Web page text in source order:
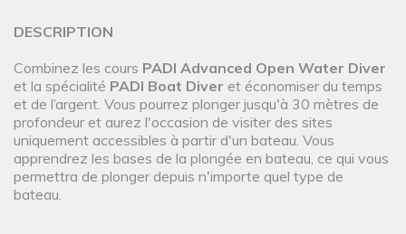
DESCRIPTION
Combinez les cours PADI Advanced Open Water Diver
et la spécialité PADI Boat Diver et économiser du temps
et de l’argent. Vous pourrez plonger jusqu'à 30 mètres de
profondeur et aurez l'occasion de visiter des sites
uniquement accessibles à partir d'un bateau. Vous
apprendrez les bases de la plongée en bateau, ce qui vous
permettra de plonger depuis n'importe quel type de
bateau.